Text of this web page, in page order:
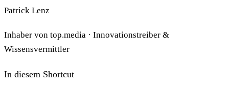
Patrick Lenz
Inhaber von top.media · Innovationstreiber &
Wissensvermittler
In diesem Shortcut